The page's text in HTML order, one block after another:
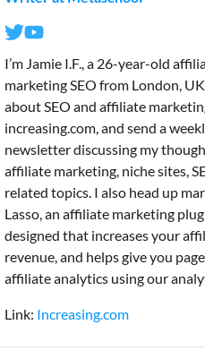
I’m Jamie I.F., a 26-year-old
marketing SEO from London,
about SEO and affiliate
increasing.com, and send a
newsletter discussing my
affiliate marketing, niche sites,
related topics. I also head up
Lasso, an affiliate marketing
designed that increases your
revenue, and helps give you
affiliate analytics using our
Link: Increasing.com